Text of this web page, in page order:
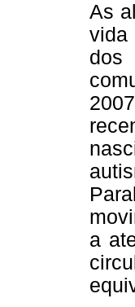
As
vida
dos
a